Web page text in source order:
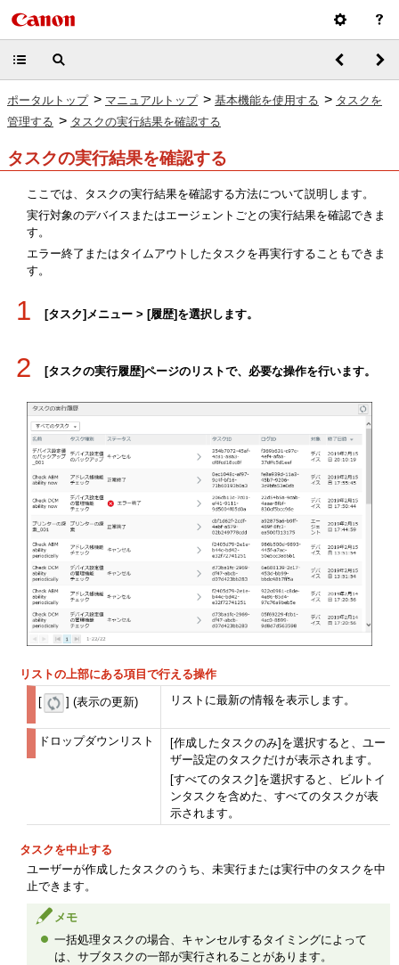
ポータルトップ > マニュアルトップ > 基本機能を使用する > タスクを
管理する > タスクの実行結果を確認する
タスクの実行結果を確認する
ここでは、タスクの実行結果を確認する方法について説明します。
実行対象のデバイスまたはエージェントごとの実行結果を確認できま
す。
エラー終了またはタイムアウトしたタスクを再実行することもできま
す。
1 [タスク]メニュー > [履歴]を選択します。
2 [タスクの実行履歴]ページのリストで、必要な操作を行います。
リストの上部にある項目で行える操作
] (表示の更新) リストに最新の情報を表示します。
ドロップダウンリスト
[作成したタスクのみ]を選択すると、ユー
ザー設定のタスクだけが表示されます。
[すべてのタスク]を選択すると、ビルトイ
ンタスクを含めた、すべてのタスクが表
示されます。
タスクを中止する
ユーザーが作成したタスクのうち、未実行または実行中のタスクを中
止できます。
メモ
一括処理タスクの場合、キャンセルするタイミングによって
は、サブタスクの一部が実行されることがあります。